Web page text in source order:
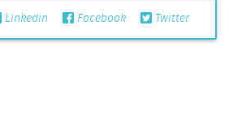
Linkedin Facebook Twitter